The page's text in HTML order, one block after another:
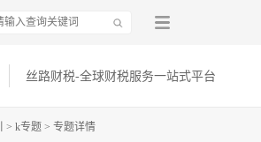
丝路财税-全球财税服务一站式平台
> k专题 > 专题详情